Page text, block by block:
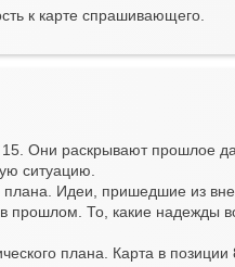
к карте спрашивающего.
Они раскрывают прошлое
ситуацию.
Идеи, пришедшие из
прошлом. То, какие надежды
плана. Карта в позиции